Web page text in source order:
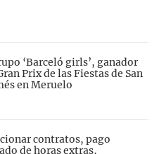
‘Barceló girls’, ganador
Prix de las Fiestas de San
en Meruelo
contratos, pago
de horas extras,